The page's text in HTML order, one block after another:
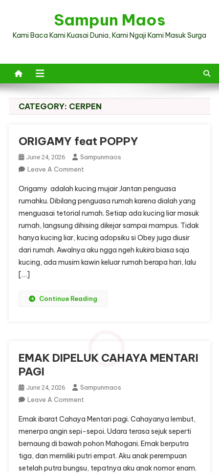
Sampun Maos
Kami Baca Kami Kuasai Dunia, Kami Ngaji Kami Masuk Surga
CATEGORY: CERPEN
ORIGAMY feat POPPY
June 24, 2026
Sampunmaos
Leave A CommentOn
Feat
POPPY
Origamy adalah kucing mujair Jantan penguasa
rumahku. Dibilang penguasa rumah karena dialah yang
menguasai tetorial rumah. Setiap ada kucing liar masuk
rumah, langsung dihising dikejar sampai mampus. Tidak
hanya kucing liar, kucing adopsiku si Obey juga diusir
dari rumah. Awalnya aku ngga ngeh kukira biasa saja
kucing, ada musim kawin keluar rumah berapa hari, lalu
[…]
Continue Reading
EMAK DIPELUK CAHAYA MENTARI
PAGI
June 24, 2026
Sampunmaos
Leave A CommentOn
DIPELUK
CAHAYA
MENTARI
PAGI
Emak ibarat Cahaya Mentari pagi. Cahayanya lembut,
menerpa angin sepi-sepoi. Udara terasa sejuk seperti
bernaung di bawah pohon Mahogani. Emak berputra
tiga, dan memiliki putri empat. Aku anak perempuan
setelah putra bungsu, tepatnya aku anak nomor enam.